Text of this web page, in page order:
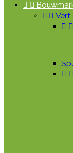
 
  Verf
 
 